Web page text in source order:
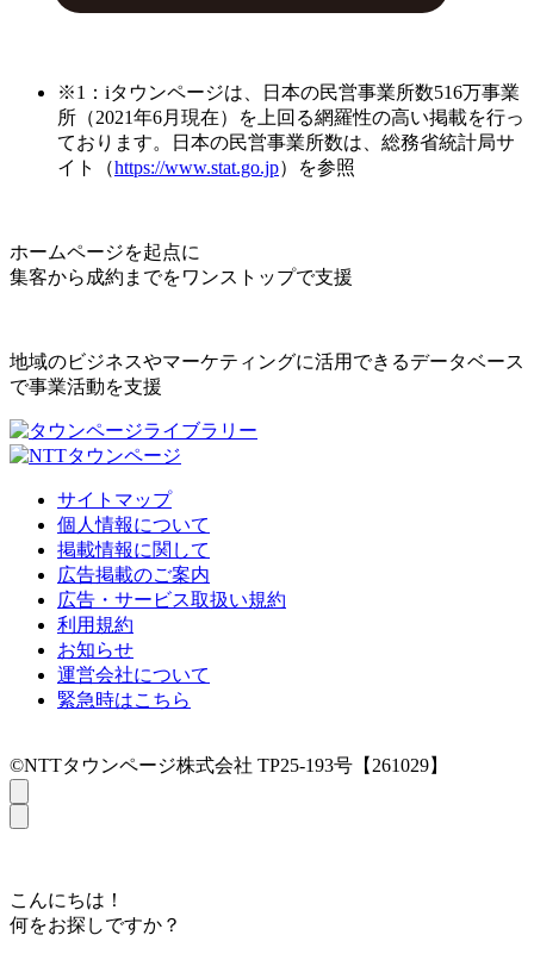
※1：iタウンページは、日本の民営事業所数516万事業
所（2021年6月現在）を上回る網羅性の高い掲載を行っ
ております。日本の民営事業所数は、総務省統計局サ
イト（https://www.stat.go.jp）を参照
ホームページを起点に
集客から成約までをワンストップで支援
地域のビジネスやマーケティングに活用できるデータベース
で事業活動を支援
サイトマップ
個人情報について
掲載情報に関して
広告掲載のご案内
広告・サービス取扱い規約
利用規約
お知らせ
運営会社について
緊急時はこちら
©NTTタウンページ株式会社 TP25-193号【261029】
こんにちは！
何をお探しですか？